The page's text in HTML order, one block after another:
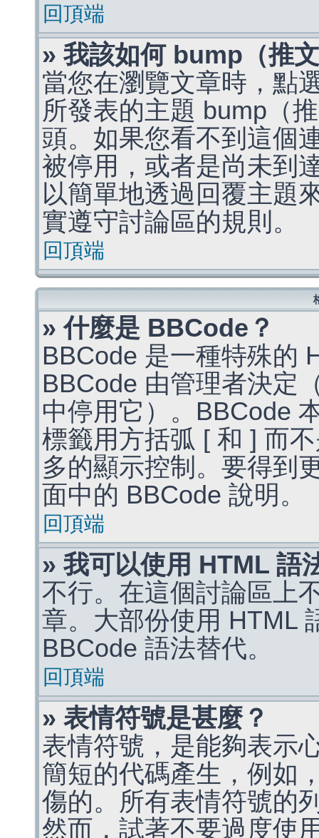
回頂端
» 我該如何 bump（推
當您在瀏覽文章時，點
所發表的主題 bump（
頭。如果您看不到這個
被停用，或者是尚未到
以簡單地透過回覆主題
實遵守討論區的規則。
回頂端
» 什麼是 BBCode？
BBCode 是一種特殊的
BBCode 由管理者決定
中停用它）。BBCode
標籤用方括弧 [ 和 ] 而
多的顯示控制。要得到
面中的 BBCode 說明。
回頂端
» 我可以使用 HTML 語
不行。在這個討論區上
章。大部份使用 HTML
BBCode 語法替代。
回頂端
» 表情符號是甚麼？
表情符號，是能夠表示
簡短的代碼產生，例如
傷的。所有表情符號的
然而，試著不要過度使